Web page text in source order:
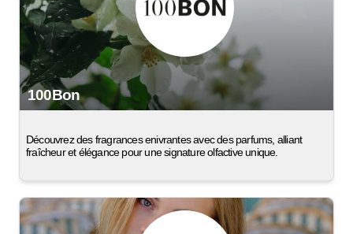
100Bon
Découvrez des fragrances enivrantes avec des parfums, alliant
fraîcheur et élégance pour une signature olfactive unique.